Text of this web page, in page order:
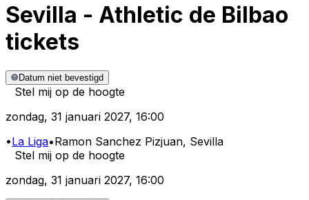
Sevilla - Athletic de Bilbao
tickets
Datum niet bevestigd
Stel mij op de hoogte
zondag, 31 januari 2027, 16:00
•La Liga•Ramon Sanchez Pizjuan, Sevilla
Stel mij op de hoogte
zondag, 31 januari 2027, 16:00